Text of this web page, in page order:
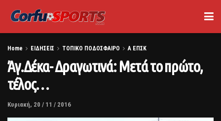
Home ΕΙΔΗΣΕΙΣ ΤΟΠΙΚΟ ΠΟΔΟΣΦΑΙΡΟ Α ΕΠΣΚ
Άγ.Δέκα- Δραγωτινά: Μετά το πρώτο,
τέλος…
Κυριακή, 20 / 11 / 2016